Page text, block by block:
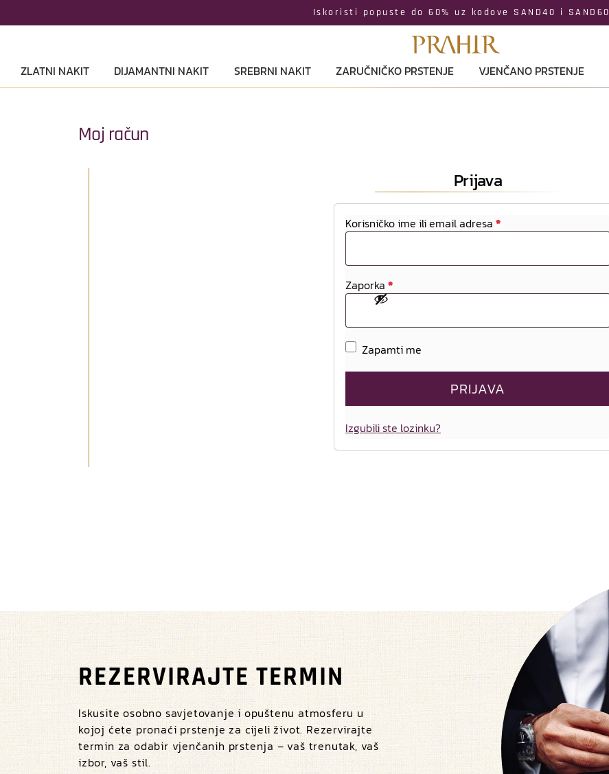
Iskoristi popuste do 60% uz kodove SAND40 i SAND60
ZLATNI NAKIT DIJAMANTNI NAKIT SREBRNI NAKIT ZARUČNIČKO PRSTENJE VJENČANO PRSTENJE
Moj račun
Prijava
Korisničko ime ili email adresa *
Zaporka *
A
lt
n
Zapamti me
PRIJAVA
Izgubili ste lozinku?
REZERVIRAJTE TERMIN
Iskusite osobno savjetovanje i opuštenu atmosferu u
kojoj ćete pronaći prstenje za cijeli život. Rezervirajte
termin za odabir vjenčanih prstenja – vaš trenutak, vaš
izbor, vaš stil.